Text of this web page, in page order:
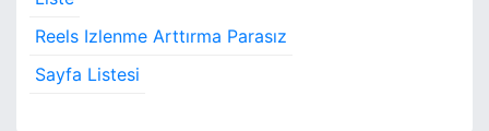
i
n
Reels Izlenme Arttırma Parasız
Sayfa Listesi